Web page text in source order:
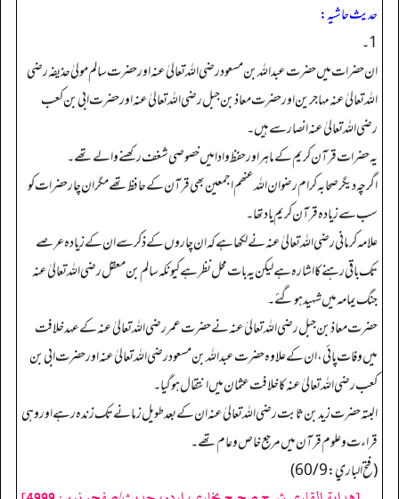
حدیث حاشیہ:
1۔
ان حضرات میں حضرت عبد اللہ بن مسعود رضی اللہ تعالیٰ عنہ اور حضرت سالم مولیٰ حذیفہ رضی
اللہ تعالیٰ عنہ مہاجرین اور حضرت معاذ بن جبل رضی اللہ تعالیٰ عنہ اور حضرت ابی بن کعب
رضی اللہ تعالیٰ عنہ انصار سے ہیں۔
یہ حضرات قرآن کریم کے ماہراور حفظ و ادا میں خصوصی شغف رکھنے والے تھے۔
اگرچہ دیگر صحابہ کرام رضوان اللہ عنھم اجمعین بھی قرآن کے حافظ تھے مگر ان چار حضرات کو
سب سے زیادہ قرآن کریم یاد تھا۔
علامہ کرمانی رضی اللہ تعالیٰ عنہ نے لکھا ہے کہ ان چاروں کے ذکر سے ان کے زیادہ عرصے
تک باقی رہنے کا اشارہ ہے لیکن یہ بات محل نظر ہے کیونکہ سالم بن معقل رضی اللہ تعالیٰ عنہ
جنگ یمامہ میں شہید ہو گئے۔
حضرت معاذ بن جبل رضی اللہ تعالیٰ عنہ نے حضرت عمر رضی اللہ تعالیٰ عنہ کے عہد خلافت
میں وفات پائی، ان کے علاوہ حضرت عبد اللہ بن مسعود رضی اللہ تعالیٰ عنہ اور حضرت ابی بن
کعب رضی اللہ تعالیٰ عنہ کا خلافت عثمان میں انتقال ہو گیا۔
البتہ حضرت زید بن ثابت رضی اللہ تعالیٰ عنہ ان کے بعد طویل زمانے تک زندہ رہے اور وہی
قراءت وعلوم قرآن میں مرجع خاص و عام تھے۔
(فتح الباري: 60/9)